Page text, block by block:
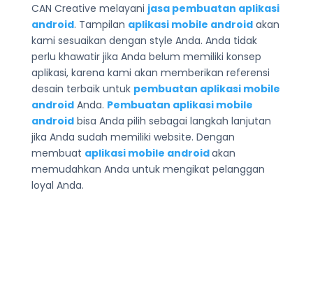
CAN Creative melayani jasa pembuatan aplikasi
android. Tampilan aplikasi mobile androidakan
kami sesuaikan dengan style Anda. Anda tidak
perlu khawatir jika Anda belum memiliki konsep
aplikasi, karena kami akan memberikan referensi
desain terbaik untuk pembuatan aplikasi mobile
androidAnda. Pembuatan aplikasi mobile
androidbisa Anda pilih sebagai langkah lanjutan
jika Anda sudah memiliki website. Dengan
membuat aplikasi mobile androidakan
memudahkan Anda untuk mengikat pelanggan
loyal Anda.